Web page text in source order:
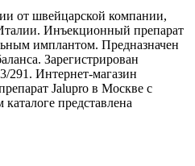
от швейцарской компании,
Инъекционный препарат
имплантом. Предназначен
Зарегистрирован
291. Интернет-магазин
Jalupro в Москве с
представлена